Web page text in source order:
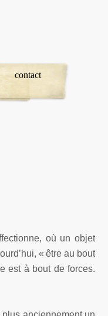
contact
où un objet
« être au bout
est à bout de forces.